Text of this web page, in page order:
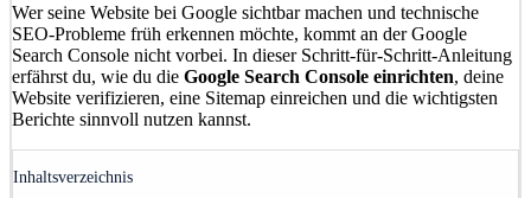
Wer seine Website bei Google sichtbar machen und technische
SEO-Probleme früh erkennen möchte, kommt an der Google
Search Console nicht vorbei. In dieser Schritt-für-Schritt-Anleitung
erfährst du, wie du die Google Search Console einrichten, deine
Website verifizieren, eine Sitemap einreichen und die wichtigsten
Berichte sinnvoll nutzen kannst.
Inhaltsverzeichnis